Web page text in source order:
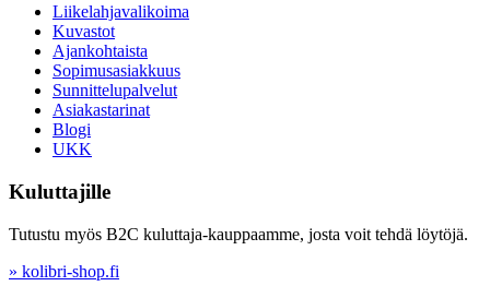
Liikelahjavalikoima
Kuvastot
Ajankohtaista
Sopimusasiakkuus
Sunnittelupalvelut
Asiakastarinat
Blogi
UKK
Kuluttajille
Tutustu myös B2C kuluttaja-kauppaamme, josta voit tehdä löytöjä.
» kolibri-shop.fi